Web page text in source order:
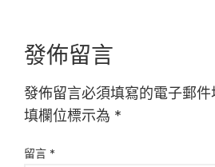
發佈留言
發佈留言必須填寫的電子郵件
填欄位標示為 *
留言 *